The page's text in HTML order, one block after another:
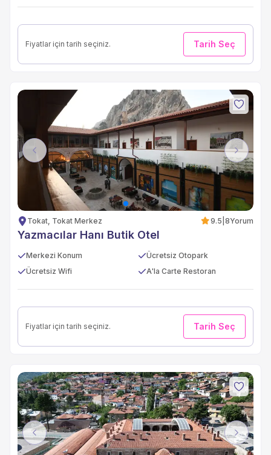
Fiyatlar için tarih seçiniz. Tarih Seç
Previous Next
Tokat, Tokat Merkez 9.5 8Yorum
Yazmacılar Hanı Butik Otel
Merkezi Konum
Ücretsiz Otopark
Ücretsiz Wifi
A'la Carte Restoran
Fiyatlar için tarih seçiniz. Tarih Seç
Previous Next